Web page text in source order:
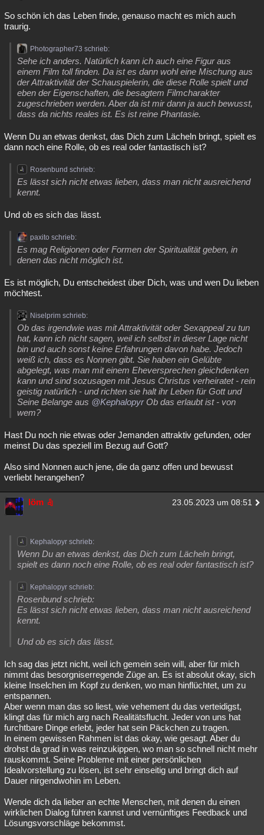
So schön ich das Leben finde, genauso macht es mich auch
traurig.
Photographer73 schrieb:
Sehe ich anders. Natürlich kann ich auch eine Figur aus
einem Film toll finden. Da ist es dann wohl eine Mischung aus
der Attraktivität der Schauspielerin, die diese Rolle spielt und
eben der Eigenschaften, die besagtem Filmcharakter
zugeschrieben werden. Aber da ist mir dann ja auch bewusst,
dass da nichts reales ist. Es ist reine Phantasie.
Wenn Du an etwas denkst, das Dich zum Lächeln bringt, spielt es
dann noch eine Rolle, ob es real oder fantastisch ist?
Rosenbund schrieb:
Es lässt sich nicht etwas lieben, dass man nicht ausreichend
kennt.
Und ob es sich das lässt.
paxito schrieb:
Es mag Religionen oder Formen der Spiritualität geben, in
denen das nicht möglich ist.
Es ist möglich, Du entscheidest über Dich, was und wen Du lieben
möchtest.
Niselprim schrieb:
Ob das irgendwie was mit Attraktivität oder Sexappeal zu tun
hat, kann ich nicht sagen, weil ich selbst in dieser Lage nicht
bin und auch sonst keine Erfahrungen davon habe. Jedoch
weiß ich, dass es Nonnen gibt. Sie haben ein Gelübte
abgelegt, was man mit einem Eheversprechen gleichdenken
kann und sind sozusagen mit Jesus Christus verheiratet - rein
geistig natürlich - und richten sie halt ihr Leben für Gott und
Seine Belange aus @KephalopyrOb das erlaubt ist - von
wem?
Hast Du noch nie etwas oder Jemanden attraktiv gefunden, oder
meinst Du das speziell im Bezug auf Gott?
Also sind Nonnen auch jene, die da ganz offen und bewusst
verliebt herangehen?
löm 23.05.2023 um 08:51
Kephalopyr schrieb:
Wenn Du an etwas denkst, das Dich zum Lächeln bringt,
spielt es dann noch eine Rolle, ob es real oder fantastisch ist?
Kephalopyr schrieb:
Rosenbund schrieb:
Es lässt sich nicht etwas lieben, dass man nicht ausreichend
kennt.
Und ob es sich das lässt.
Ich sag das jetzt nicht, weil ich gemein sein will, aber für mich
nimmt das besorgniserregende Züge an. Es ist absolut okay, sich
kleine Inselchen im Kopf zu denken, wo man hinflüchtet, um zu
entspannen.
Aber wenn man das so liest, wie vehement du das verteidigst,
klingt das für mich arg nach Realitätsflucht. Jeder von uns hat
furchtbare Dinge erlebt, jeder hat sein Päckchen zu tragen.
In einem gewissen Rahmen ist das okay, wie gesagt. Aber du
drohst da grad in was reinzukippen, wo man so schnell nicht mehr
rauskommt. Seine Probleme mit einer persönlichen
Idealvorstellung zu lösen, ist sehr einseitig und bringt dich auf
Dauer nirgendwohin im Leben.
Wende dich da lieber an echte Menschen, mit denen du einen
wirklichen Dialog führen kannst und vernünftiges Feedback und
Lösungsvorschläge bekommst.